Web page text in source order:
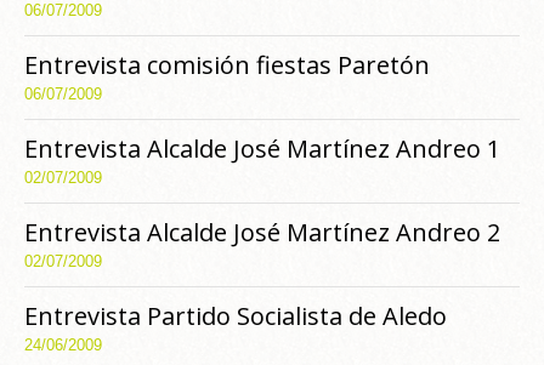
06/07/2009
Entrevista comisión fiestas Paretón
06/07/2009
Entrevista Alcalde José Martínez Andreo 1
02/07/2009
Entrevista Alcalde José Martínez Andreo 2
02/07/2009
Entrevista Partido Socialista de Aledo
24/06/2009